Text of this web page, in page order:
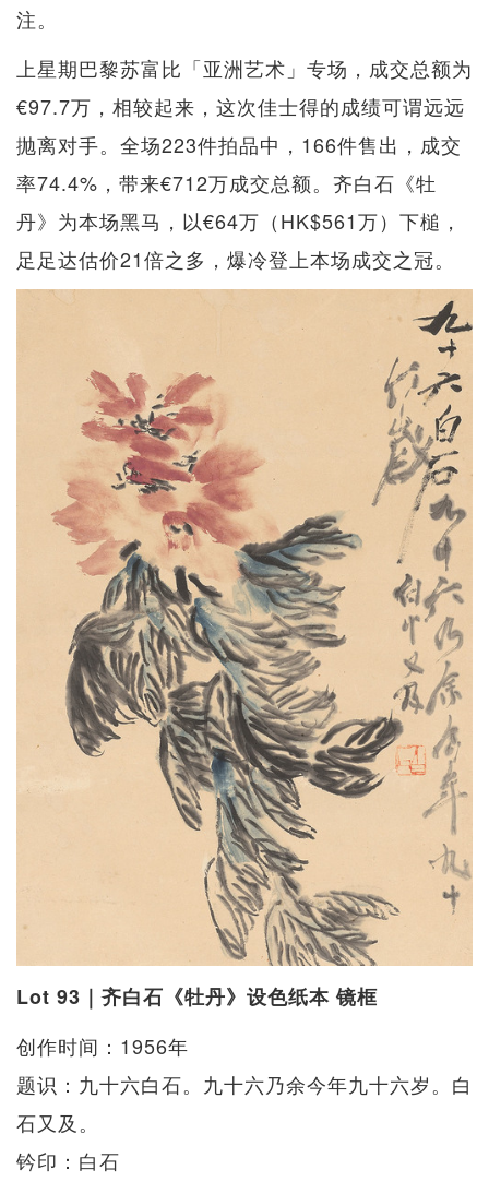
注。
上星期巴黎苏富比「亚洲艺术」专场，成交总额为
€97.7万，相较起来，这次佳士得的成绩可谓远远
抛离对手。全场223件拍品中，166件售出，成交
率74.4%，带来€712万成交总额。齐白石《牡
丹》为本场黑马，以€64万（HK$561万）下槌，
足足达估价21倍之多，爆冷登上本场成交之冠。
Lot 93｜齐白石《牡丹》设色纸本 镜框
创作时间：1956年
题识：九十六白石。九十六乃余今年九十六岁。白
石又及。
钤印：白石